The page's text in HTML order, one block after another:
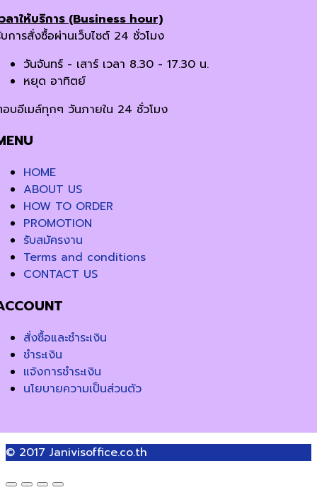
ลาให้บริการ (Business hour)
การสั่งซื้อผ่านเว็บไซต์ 24 ชั่วโมง
วันจันทร์ - เสาร์ เวลา 8.30 - 17.30 น.
หยุด อาทิตย์
บอีเมล์ทุกๆ วันภายใน 24 ชั่วโมง
HOME
ABOUT US
HOW TO ORDER
PROMOTION
รับสมัครงาน
Terms and conditions
CONTACT US
สั่งซื้อและชำระเงิน
ชำระเงิน
แจ้งการชำระเงิน
นโยบายความเป็นส่วนตัว
© 2017 Janivisoffice.co.th